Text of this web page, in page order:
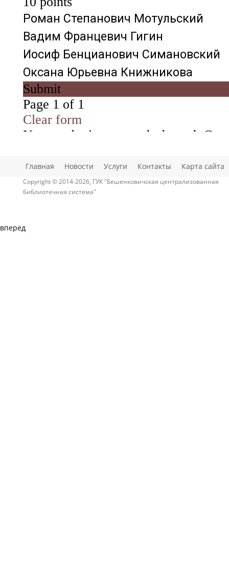
Главная Новости Услуги Контакты Карта сайта
Copyright © 2014-2026, ГУК "Бешенковичская централизованная
библиотечная система"
вперед